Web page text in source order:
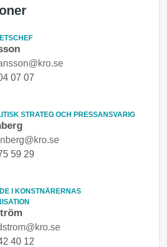
07 07
STRATEG OCH PRESSANSVARIG
59 29
I KONSTNÄRERNAS
40 12